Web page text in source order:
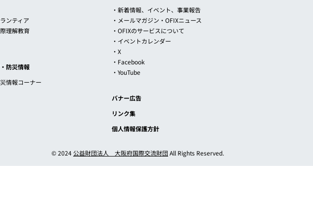
ンティア
理解教育
防災情報
情報コーナー
・新着情報、イベント、事業報告
・メールマガジン・OFIXニュース
・OFIXのサービスについて
・イベントカレンダー
・X
・Facebook
・YouTube
バナー広告
リンク集
個人情報保護方針
© 2024公益財団法人 大阪府国際交流財団 All Rights Reserved.